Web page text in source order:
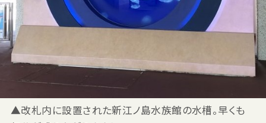
▲改札内に設置された新江ノ島水族館の水槽。早くも